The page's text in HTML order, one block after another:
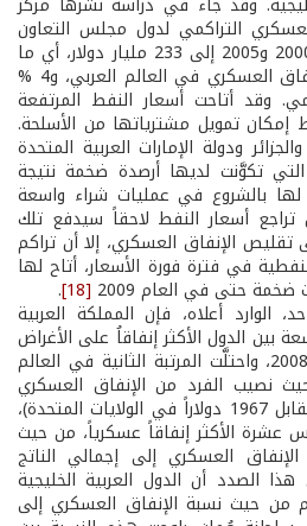
التراكمي لدول مجلس التعاون
الخليجي ارتفع بين العامين 2000 و2005 إلى 233 مليار دولار، أي ما
يوازي 70 % من إجمالي الإنفاق العسكري في العالم العربي، و4 %
وقد أتاحت أسعار النفط المرتفعة
إمكان تمويل مشترياتها من الأسلحة.
ودولة الإمارات العربية المتحدة
تكوَّنت لديها أرصدة ضخمة نتيجة
لها بالشروع في عمليات شراء واسعة
أسعار النفط لاحقاً سيدفع تلك
تقليص الإنفاق العسكري، إلا أن تراكم
في فترة فورة الأسعار، أتاح لها
حتى في العام 2009 [18]
.
الوارد أعلاه، فإن المملكة العربية
بين الدول الأكثر إنفاقاُ على الأغراض
العسكرية في العالم العام 2008، واحتلَّت المرتبة الثانية في العالم
نصيب الفرد من الإنفاق العسكري
(1511 دولاراً للفرد الواحد، مقابل 1967 دولاراً في الولايات المتحدة)،
عشرة الأكثر إنفاقاً عسكرياً، من حيث
العسكري إلى إجمالي الناتج
الصدد أن الدول العربية الخليجية
حيث نسبة الإنفاق العسكري إلى